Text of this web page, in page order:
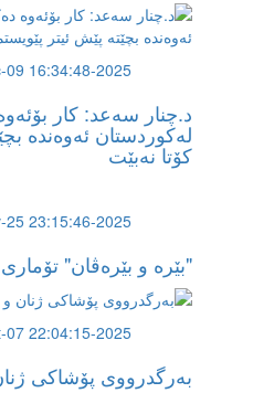
2025-Dec-09 16:34:48
د.چنار سەعد: کار
لەکوردستان ئەوەندە
کۆتا نەبێت
2025-Nov-25 23:15:46
"بێرە و بێرەڤان"
2025-Oct-07 22:04:15
بەرگدرووی پۆشاكی